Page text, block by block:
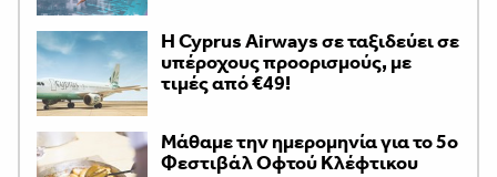
H Cyprus Airways σε ταξιδεύει σε
υπέροχους προορισμούς, με
τιμές από €49!
Μάθαμε την ημερομηνία για το 5ο
Φεστιβάλ Οφτού Κλέφτικου